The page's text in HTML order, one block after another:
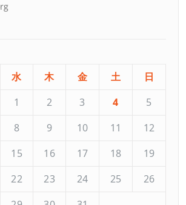
水 木 金 土
日
1
2 3 4
5
8 9 10 11
12
15 16 17 18
19
22 23 24 25
26